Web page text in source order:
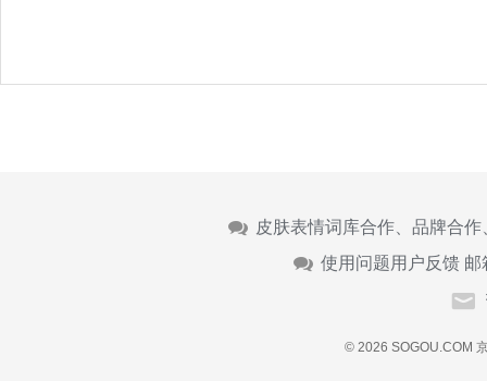
皮肤表情词库合作、品牌合
使用问题用户反馈 邮
© 2026 SOGOU.COM